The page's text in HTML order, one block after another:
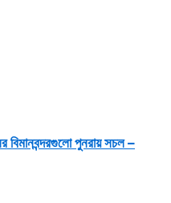
বিমানবন্দরগুলো পুনরায় সচল –